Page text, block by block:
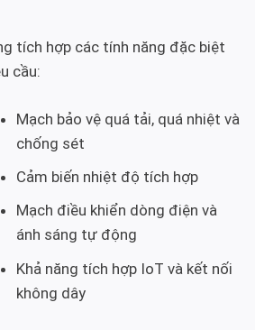
tích hợp các tính năng đặc biệt
cầu:
Mạch bảo vệ quá tải, quá nhiệt và
chống sét
Cảm biến nhiệt độ tích hợp
Mạch điều khiển dòng điện và
ánh sáng tự động
Khả năng tích hợp IoT và kết nối
không dây